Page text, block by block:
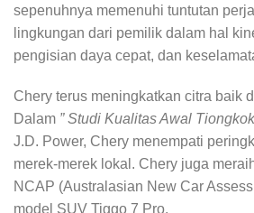
sepenuhnya memenuhi tuntutan
lingkungan dari pemilik dalam hal
pengisian daya cepat, dan
Chery terus meningkatkan citra baik
Dalam ” Studi Kualitas Awal
J.D. Power, Chery menempati
merek-merek lokal. Chery juga
NCAP (Australasian New Car
model SUV Tiggo 7 Pro.